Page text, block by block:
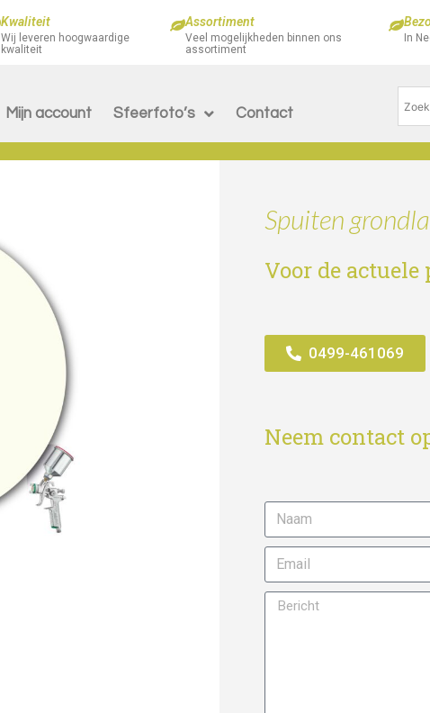
Kwaliteit
Wij leveren hoogwaardige
kwaliteit
Assortiment
Veel mogelijkheden binnen ons
assortiment
In
Mijn account Sfeerfoto’s Contact
Spuiten
Voor de
0499-461069
Neem contact